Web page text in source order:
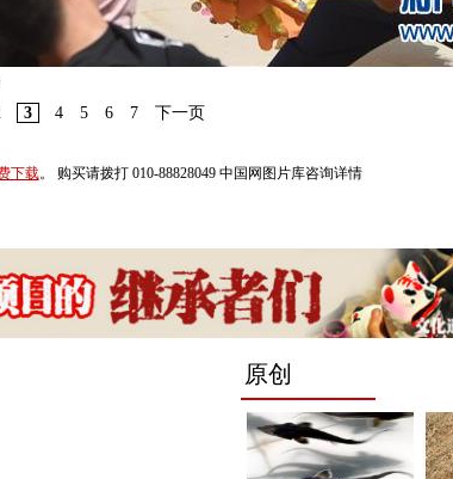
3 4 5 6 7 下一页
下载。 购买请拨打 010-88828049 中国网图片库咨询详情